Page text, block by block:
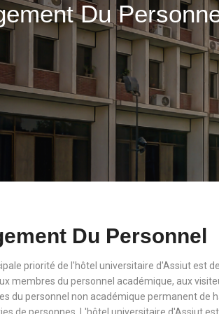
Du
Du Personnel
priorité de l'hôtel universitaire d'Assiut est
membres du personnel académique, aux
du personnel non académique permanent de
de personnes. L'hôtel universitaire d'Assiut